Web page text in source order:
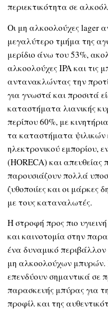
περιεκτικότητα σε
Οι μη αλκοολούχες lager
μεγαλύτερο τμήμα της
μερίδιο άνω του 53%,
αλκοολούχες IPA και τις
αντανακλώντας την
για γνωστά και προσιτά
καταστήματα λιανικής
περίπου 60%, με
τα καταστήματα ψιλικών
ηλεκτρονικού εμπορίου,
(HORECA) και
παρουσιάζουν πολλά
ζυθοποιίες και οι μάρκες
με τους καταναλωτές.
Η στροφή προς πιο
και καινοτομία στην
ένα δυναμικό
μη αλκοολούχων μπυρών.
επενδύουν σημαντικά σε
παρασκευής μπύρας για
προφίλ και της